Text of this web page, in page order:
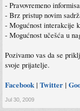
- Pravovremeno
- Brz pristup novim
- Mogućnost interakcije
- Mogućnost učešća u
Pozivamo vas da se
svoje prijatelje.
Facebook | Twitter |
Jul 30, 2009